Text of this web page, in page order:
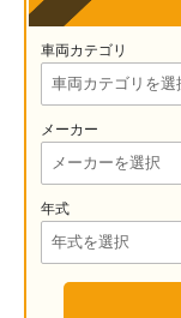
車両カテゴリ
メーカー
年式